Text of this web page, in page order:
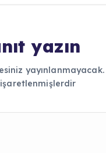
yazın
yayınlanmayacak.